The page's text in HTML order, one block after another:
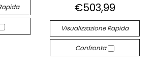
€503,99
Visualizzazione Rapida
Confronta